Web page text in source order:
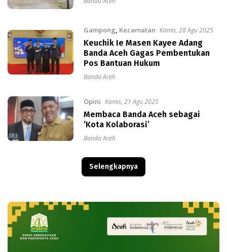
Gampong Kecamatan Kamis, 28 Agu 2025
Keuchik Ie Masen Kayee Adang
Banda Aceh Gagas Pembentukan
Pos Bantuan Hukum
Banda Aceh
Opini Kamis, 21 Agu 2025
Membaca Banda Aceh sebagai
‘Kota Kolaborasi’
Banda Aceh
Selengkapnya